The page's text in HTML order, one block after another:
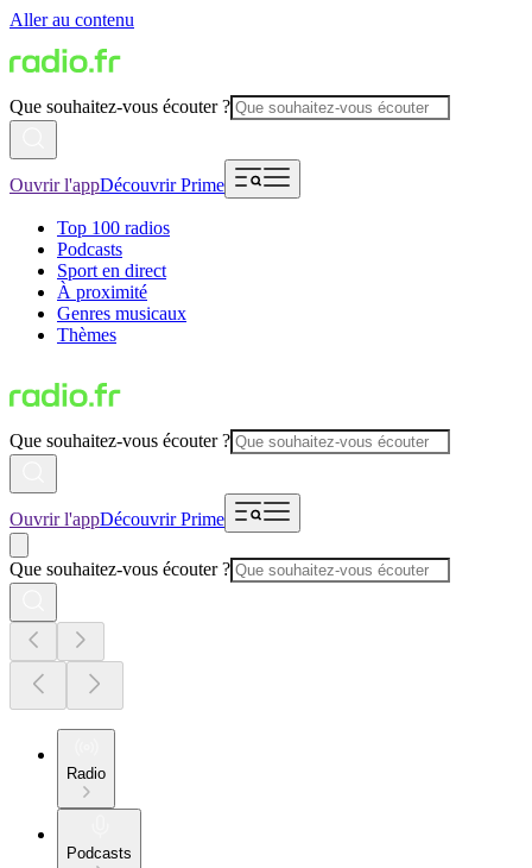
Aller au contenu
Que souhaitez-vous écouter ?
Ouvrir l'appDécouvrir Prime
Top 100 radios
Podcasts
Sport en direct
À proximité
Genres musicaux
Thèmes
Que souhaitez-vous écouter ?
Ouvrir l'appDécouvrir Prime
Que souhaitez-vous écouter ?
Radio
Podcasts